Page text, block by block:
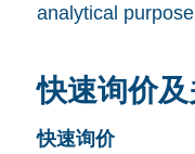
analytical
快速询价
快速询价